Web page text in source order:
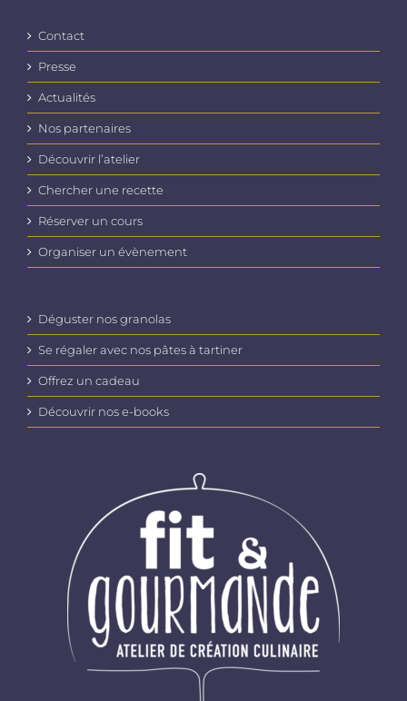
Contact
Presse
Actualités
Nos partenaires
Découvrir l’atelier
Chercher une recette
Réserver un cours
Organiser un évènement
Déguster nos granolas
Se régaler avec nos pâtes à tartiner
Offrez un cadeau
Découvrir nos e-books